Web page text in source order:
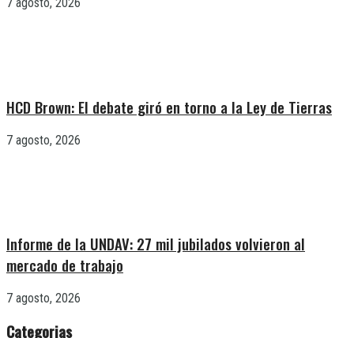
HCD Brown: El debate giró en torno a la Ley de Tierras
7 agosto, 2026
Informe de la UNDAV: 27 mil jubilados volvieron al
mercado de trabajo
7 agosto, 2026
Categorias